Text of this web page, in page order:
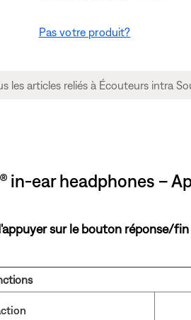
Pas votre produit?
in-ear headphones –
sur le bouton réponse/